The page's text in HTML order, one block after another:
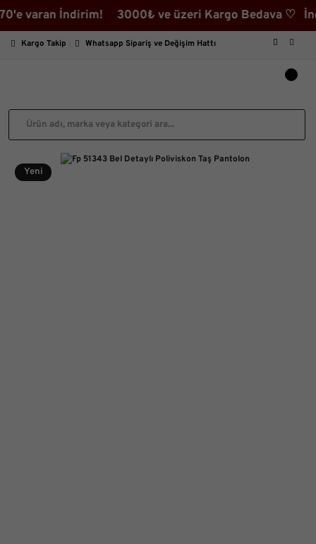
İndirim! 3000₺ ve üzeri Kargo Bedava ♡
Kargo Takip Whatsapp Sipariş ve Değişim Hattı
Yeni